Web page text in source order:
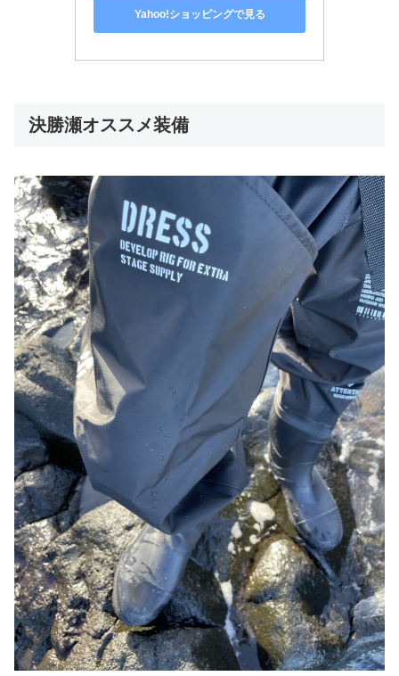
Yahoo!ショッピングで見る
決勝瀬オススメ装備